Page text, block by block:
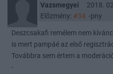
Vazsmegyei
2018.
Előzmény: #34-pny
Deszcsakafi remélem nem
is mert pampáé az első
Továbbra sem értem a
-